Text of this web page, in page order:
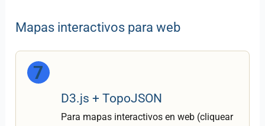
Mapas interactivos para web
7
D3.js + TopoJSON
Para mapas interactivos en web (cliquear